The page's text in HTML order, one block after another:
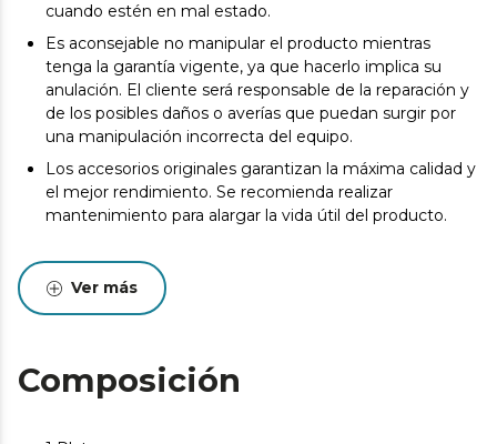
cuando estén en mal estado.
Es aconsejable no manipular el producto mientras
tenga la garantía vigente, ya que hacerlo implica su
anulación. El cliente será responsable de la reparación y
de los posibles daños o averías que puedan surgir por
una manipulación incorrecta del equipo.
Los accesorios originales garantizan la máxima calidad y
el mejor rendimiento. Se recomienda realizar
mantenimiento para alargar la vida útil del producto.
Ver más
Composición